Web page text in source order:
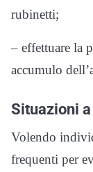
rubinetti;
– effettuare la
accumulo
Situazioni
Volendo
frequenti per